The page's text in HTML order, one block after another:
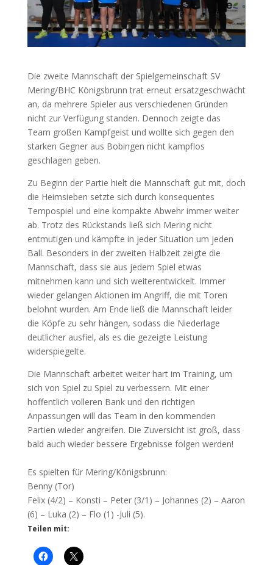
Die zweite Mannschaft der Spielgemeinschaft SV
Mering/BHC Königsbrunn trat erneut ersatzgeschwächt
an, da mehrere Spieler aus verschiedenen Gründen
nicht zur Verfügung standen. Dennoch zeigte das
Team großen Kampfgeist und wollte sich gegen den
starken Gegner aus Bobingen nicht kampflos
geschlagen geben.
Zu Beginn der Partie hielt die Mannschaft gut mit, doch
die Heimsieben setzte sich durch konsequentes
Tempospiel und eine kompakte Abwehr immer weiter
ab. Trotz des Rückstands ließ sich Mering nicht
entmutigen und kämpfte in jeder Situation um jeden
Ball. Besonders in der zweiten Halbzeit zeigte die
Mannschaft, dass sie aus jedem Spiel etwas
mitnehmen kann und sich weiterentwickelt. Immer
wieder gelangen Aktionen im Angriff, die mit Toren
belohnt wurden. Am Ende ließ die Mannschaft leider
die Köpfe zu sehr hängen, sodass die Niederlage
deutlicher ausfiel, als es die gezeigte Leistung
widerspiegelte.
Die Mannschaft arbeitet weiter hart im Training, um
sich von Spiel zu Spiel zu verbessern. Mit einer
hoffentlich volleren Bank und den richtigen
Anpassungen will das Team in den kommenden
Partien wieder angreifen. Die Zuversicht ist groß, dass
bald auch wieder bessere Ergebnisse folgen werden!
Es spielten für Mering/Königsbrunn:
Benny (Tor)
Felix (4/2) – Konsti – Peter (3/1) – Johannes (2) – Aaron
(6) – Luka (2) – Flo (1) -Juli (5).
Teilen mit: